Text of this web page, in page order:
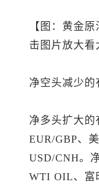
【图：黄金
击图片放大看
净空头减少的
净多头扩大的
EUR/GBP、
USD/CNH。
WTI OIL、富